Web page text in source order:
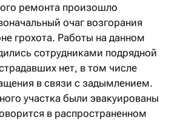
ремонта произошло
очаг возгорания
грохота. Работы на данном
сотрудниками подрядной
нет, в том числе
в связи с задымлением.
участка были эвакуированы
в распространенном